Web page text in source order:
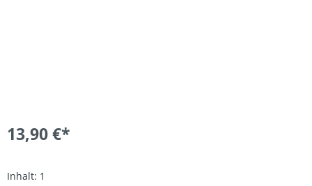
13,90 €*
Inhalt: 1